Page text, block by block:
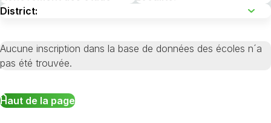
Aucune inscription dans la base de données des écoles n´a
pas été trouvée.
Haut de la page